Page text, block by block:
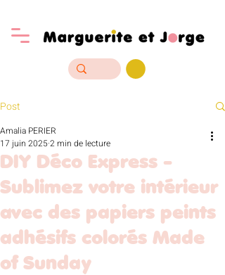
Post
DIY Déco Express -
Sublimez votre intérieur
avec des papiers peints
adhésifs colorés Made
of Sunday
Amalia PERIER
17 juin 20252 min de lecture